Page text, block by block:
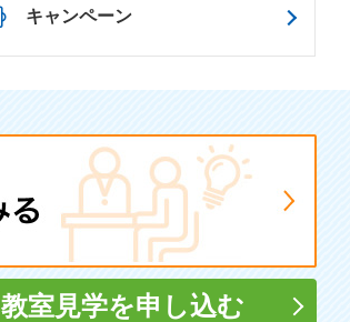
キャンペーン
教室見学を申し込む